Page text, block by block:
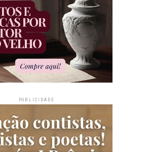
PUBLICIDADE